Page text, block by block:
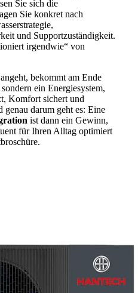
Sie sich die
Sie konkret nach
und Supportzuständigkeit.
irgendwie“ von
bekommt am Ende
ein Energiesystem,
Komfort sichert und
darum geht es: Eine
ist dann ein Gewinn,
für Ihren Alltag optimiert